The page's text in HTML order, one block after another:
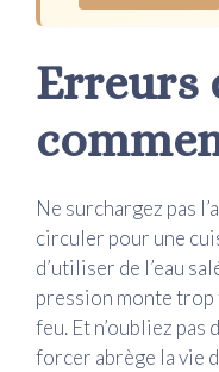
Erreurs
Ne surchargez pas
circuler pour une
d’utiliser de l’eau
pression monte
feu. Et n’oubliez
forcer abrège la vie